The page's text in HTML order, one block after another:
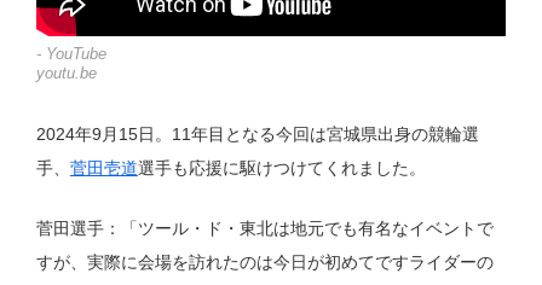
- YouTube
youtu.be
2024年9月15日。11年目となる今回は宮城県出身の競輪選
手、 菅田壱道選手も応援に駆けつけてくれました。
菅田選手：「ツール・ド・東北は地元でも有名なイベントで
すが、実際に会場を訪れたのは今日が初めてですライダーの